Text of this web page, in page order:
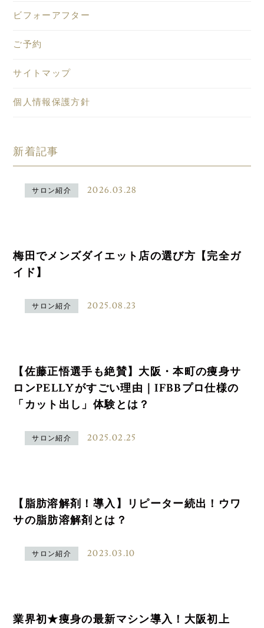
ビフォーアフター
ご予約
サイトマップ
個人情報保護方針
新着記事
サロン紹介 2026.03.28
梅田でメンズダイエット店の選び方【完全ガ
イド】
サロン紹介 2025.08.23
【佐藤正悟選手も絶賛】大阪・本町の痩身サ
ロンPELLYがすごい理由｜IFBBプロ仕様の
「カット出し」体験とは？
サロン紹介 2025.02.25
【脂肪溶解剤！導入】リピーター続出！ウワ
サの脂肪溶解剤とは？
サロン紹介 2023.03.10
業界初★痩身の最新マシン導入！大阪初上